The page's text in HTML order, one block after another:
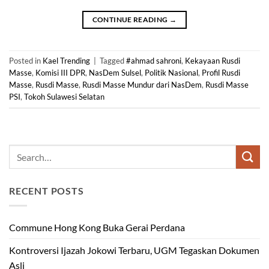
CONTINUE READING →
Posted in Kael Trending Tagged#ahmad sahroni, Kekayaan Rusdi
Masse, Komisi III DPR, NasDem Sulsel, Politik Nasional, Profil Rusdi
Masse, Rusdi Masse, Rusdi Masse Mundur dari NasDem, Rusdi Masse
PSI,Tokoh Sulawesi Selatan
RECENT POSTS
Commune Hong Kong Buka Gerai Perdana
Kontroversi Ijazah Jokowi Terbaru, UGM Tegaskan Dokumen
Asli